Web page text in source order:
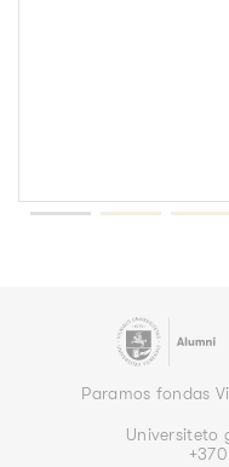
Paramos fondas
Universiteto